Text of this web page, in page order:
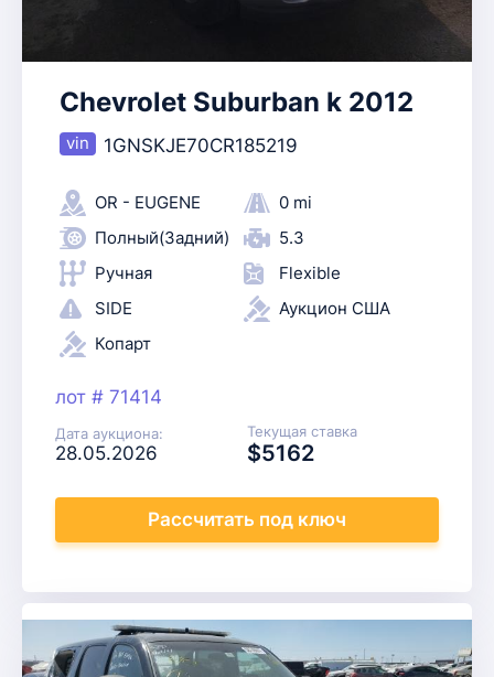
Chevrolet Suburban k 2012
1GNSKJE70CR185219
OR - EUGENE
0 mi
Полный(Задний)
5.3
Ручная
Flexible
SIDE
Аукцион США
Копарт
лот # 71414
Дата аукциона:
28.05.2026
Текущая ставка
$5162
Рассчитать под ключ